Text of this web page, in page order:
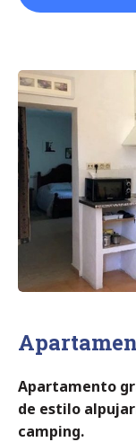
Apartamento
de estilo
camping.